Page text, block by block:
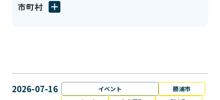
市町村
2026-07-16 イベント
勝浦市